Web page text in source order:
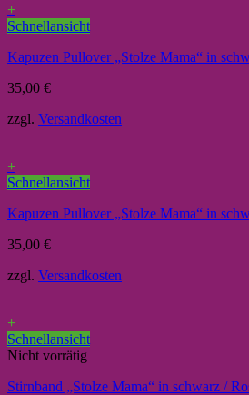
+
Schnellansicht
Kapuzen Pullover „Stolze Mama“ in
35,00 €
zzgl. Versandkosten
+
Schnellansicht
Kapuzen Pullover „Stolze Mama“ in
35,00 €
zzgl. Versandkosten
+
Schnellansicht
Nicht vorrätig
Stirnband „Stolze Mama“ in schwarz /